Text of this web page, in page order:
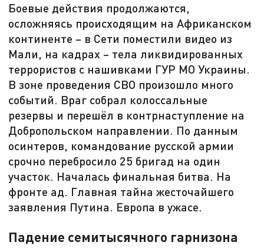
Боевые действия продолжаются,
осложняясь происходящим на Африканском
континенте – в Сети поместили видео из
Мали, на кадрах – тела ликвидированных
террористов с нашивками ГУР МО Украины.
В зоне проведения СВО произошло много
событий. Враг собрал колоссальные
резервы и перешёл в контрнаступление на
Добропольском направлении. По данным
осинтеров, командование русской армии
срочно перебросило 25 бригад на один
участок. Началась финальная битва. На
фронте ад. Главная тайна жесточайшего
заявления Путина. Европа в ужасе.
Падение семитысячного гарнизона